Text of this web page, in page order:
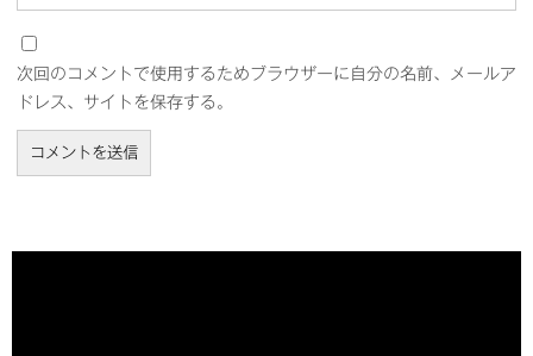
次回のコメントで使用するためブラウザーに自分の名前、メールア
ドレス、サイトを保存する。